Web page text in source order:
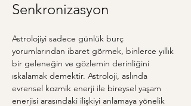
Senkronizasyon
Astrolojiyi sadece günlük burç
yorumlarından ibaret görmek, binlerce yıllık
bir geleneğin ve gözlemin derinliğini
ıskalamak demektir. Astroloji, aslında
evrensel kozmik enerji ile bireysel yaşam
enerjisi arasındaki ilişkiyi anlamaya yönelik